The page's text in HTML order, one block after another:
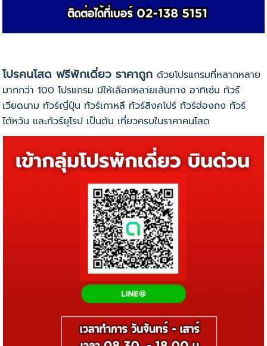
โปรคนโสด ฟรีพักเดี่ยว ราคาถูก ด้วยโปรแกรมที่หลากหลาย
มากกว่า 100 โปรแกรม มีให้เลือกหลายเส้นทาง อาทิเช่น ทัวร์
เวียดนาม ทัวร์ญี่ปุ่น ทัวร์เกาหลี ทัวร์สิงคโปร์ ทัวร์ฮ่องกง ทัวร์
ไต้หวัน และทัวร์ยุโรป เป็นต้น เที่ยวครบในราคาคนโสด